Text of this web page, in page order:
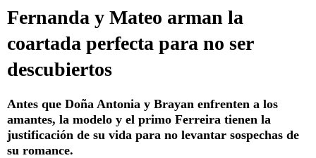
Fernanda y Mateo arman la
coartada perfecta para no ser
descubiertos
Antes que Doña Antonia y Brayan enfrenten a los
amantes, la modelo y el primo Ferreira tienen la
justificación de su vida para no levantar sospechas de
su romance.